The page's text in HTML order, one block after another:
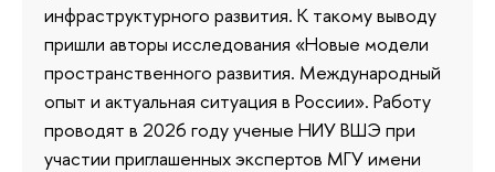
инфраструктурного развития. К такому выводу
пришли авторы исследования «Новые модели
пространственного развития. Международный
опыт и актуальная ситуация в России». Работу
проводят в 2026 году ученые НИУ ВШЭ при
участии приглашенных экспертов МГУ имени